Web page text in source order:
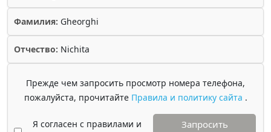
Фамилия: Gheorghi
Отчество: Nichita
Прежде чем запросить просмотр номера телефона,
пожалуйста, прочитайте Правила и политику сайта .
Я согласен с правилами и
Запросить